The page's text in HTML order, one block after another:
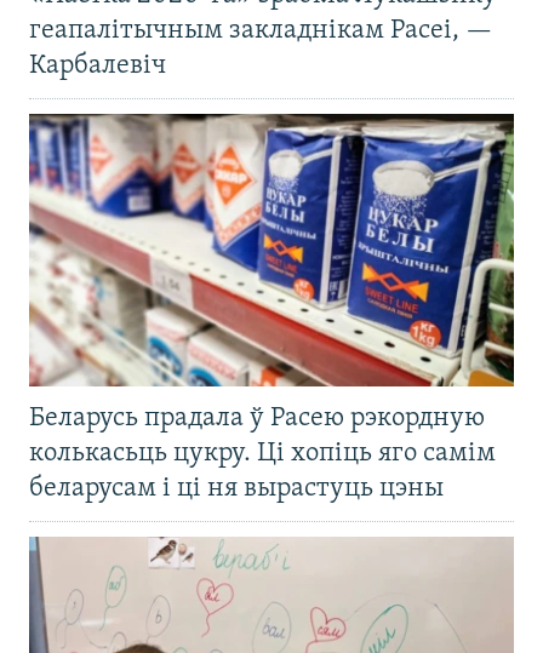
геапалітычным закладнікам Расеі, —
Карбалевіч
Беларусь прадала ў Расею рэкордную
колькасьць цукру. Ці хопіць яго самім
беларусам і ці ня вырастуць цэны